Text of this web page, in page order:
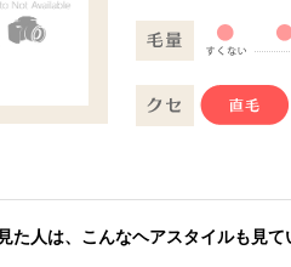
た人は、こんなヘアスタイルも見て